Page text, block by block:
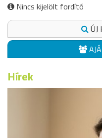
Nincs kijelölt fordító
ÚJ
Hírek